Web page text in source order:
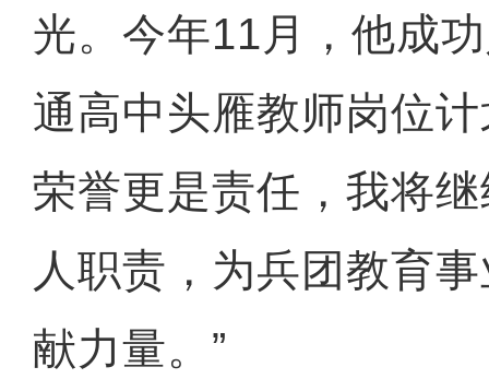
光。今年11月，他成
通高中头雁教师岗位
荣誉更是责任，我将
人职责，为兵团教育
献力量。”